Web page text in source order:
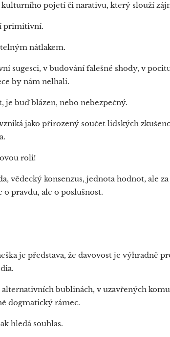
pojetí či narativu, který slouží
primitivní.
nátlakem.
sugesci, v budování falešné shody, v
by nám nelhali.
buď blázen, nebo nebezpečný.
jako přirozený součet lidských
roli!
vědecký konsenzus, jednota hodnot, ale
o pravdu, ale o poslušnost.
je představa, že davovost je výhradně
bublinách, v uzavřených
dogmatický rámec.
hledá souhlas.